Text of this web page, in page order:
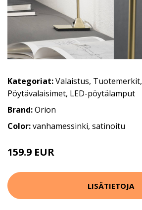
Kategoriat:Valaistus, Tuotemerkit,
Pöytävalaisimet, LED-pöytälamput
Brand:Orion
Color:vanhamessinki, satinoitu
159.9 EUR
LISÄTIETOJA